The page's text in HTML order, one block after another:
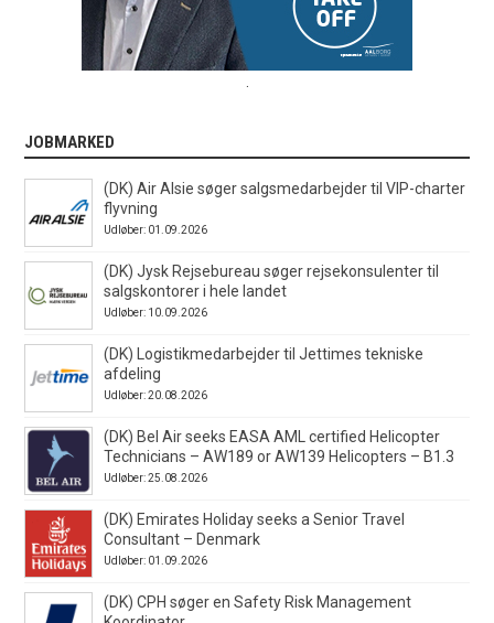
JOBMARKED
(DK) Air Alsie søger salgsmedarbejder til VIP-charter
flyvning
Udløber: 01.09.2026
(DK) Jysk Rejsebureau søger rejsekonsulenter til
salgskontorer i hele landet
Udløber: 10.09.2026
(DK) Logistikmedarbejder til Jettimes tekniske
afdeling
Udløber: 20.08.2026
(DK) Bel Air seeks EASA AML certified Helicopter
Technicians – AW189 or AW139 Helicopters – B1.3
Udløber: 25.08.2026
(DK) Emirates Holiday seeks a Senior Travel
Consultant – Denmark
Udløber: 01.09.2026
(DK) CPH søger en Safety Risk Management